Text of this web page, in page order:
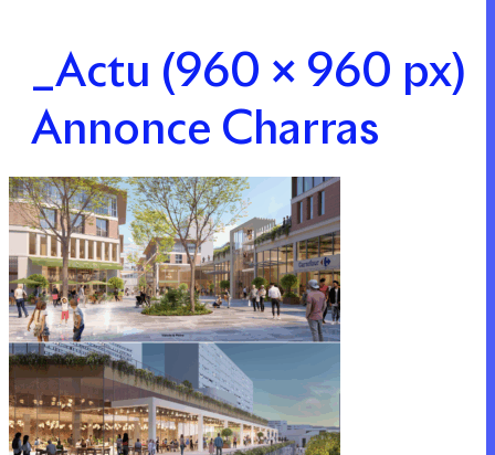
_Actu (960 × 960 px)
Annonce Charras